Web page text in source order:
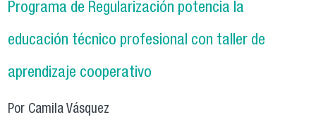
Programa de Regularización potencia la
educación técnico profesional con taller de
aprendizaje cooperativo
Por Camila Vásquez